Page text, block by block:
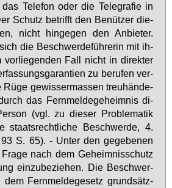
Te­le­fon oder die Te­le­gra­fie in
Schutz be­trifft den Be­nüt­zer die­
nicht hin­ge­gen den An­bie­ter.
die Be­schwer­de­füh­re­rin mit ih­
vor­lie­gen­den Fall nicht in di­rek­ter
zu be­ru­fen ver­
Rü­ge ge­wis­ser­mas­sen treu­hän­de­
das Fern­mel­de­ge­heim­nis di­
(vgl. zu die­ser Pro­ble­ma­tik
staats­recht­li­che Be­schwer­de, 4.
S. 65). - Un­ter den ge­ge­be­nen
nach dem Ge­heim­nis­schutz
ein­zu­be­zie­hen. Die Be­schwer­
dem Fern­mel­de­ge­setz grund­sätz­